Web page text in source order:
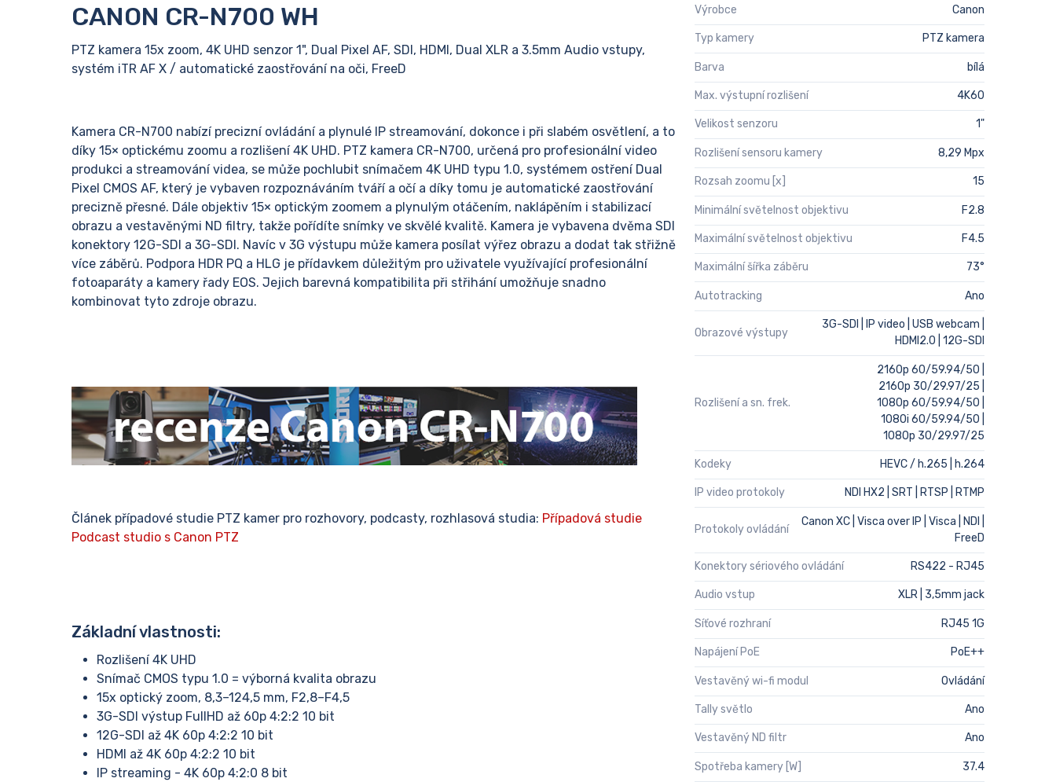
CANON CR-N700 WH
PTZ kamera 15x zoom, 4K UHD senzor 1", Dual Pixel AF, SDI, HDMI, Dual XLR a 3.5mm Audio vstupy,
systém iTR AF X / automatické zaostřování na oči, FreeD
Kamera CR-N700 nabízí precizní ovládání a plynulé IP streamování, dokonce i při slabém osvětlení, a to
díky 15× optickému zoomu a rozlišení 4K UHD. PTZ kamera CR-N700, určená pro profesionální video
produkci a streamování videa, se může pochlubit snímačem 4K UHD typu 1.0, systémem ostření Dual
Pixel CMOS AF, který je vybaven rozpoznáváním tváří a očí a díky tomu je automatické zaostřování
precizně přesné. Dále objektiv 15× optickým zoomem a plynulým otáčením, naklápěním i stabilizací
obrazu a vestavěnými ND filtry, takže pořídíte snímky ve skvělé kvalitě. Kamera je vybavena dvěma SDI
konektory 12G-SDI a 3G-SDI. Navíc v 3G výstupu může kamera posílat výřez obrazu a dodat tak střižně
více záběrů. Podpora HDR PQ a HLG je přídavkem důležitým pro uživatele využívající profesionální
fotoaparáty a kamery řady EOS. Jejich barevná kompatibilita při střihání umožňuje snadno
kombinovat tyto zdroje obrazu.
Článek případové studie PTZ kamer pro rozhovory, podcasty, rozhlasová studia: Případová studie
Podcast studio s Canon PTZ
Základní vlastnosti:
Rozlišení 4K UHD
Snímač CMOS typu 1.0 = výborná kvalita obrazu
15x optický zoom, 8,3–124,5 mm, F2,8–F4,5
3G-SDI výstup FullHD až 60p 4:2:2 10 bit
12G-SDI až 4K 60p 4:2:2 10 bit
HDMI až 4K 60p 4:2:2 10 bit
IP streaming - 4K 60p 4:2:0 8 bit
Výrobce Canon
Typ kamery PTZ kamera
Barva bílá
Max. výstupní rozlišení 4K60
Velikost senzoru 1"
Rozlišení sensoru kamery 8,29 Mpx
Rozsah zoomu [x] 15
Minimální světelnost objektivu F2.8
Maximální světelnost objektivu F4.5
Maximální šířka záběru 73°
Autotracking Ano
Obrazové výstupy
3G-SDI | IP video | USB webcam |
HDMI2.0 | 12G-SDI
Rozlišení a sn. frek.
2160p 60/59.94/50 |
2160p 30/29.97/25 |
1080p 60/59.94/50 |
1080i 60/59.94/50 |
1080p 30/29.97/25
Kodeky HEVC / h.265 | h.264
IP video protokoly NDI HX2 | SRT | RTSP | RTMP
Protokoly ovládání
Canon XC | Visca over IP | Visca | NDI |
FreeD
Konektory sériového ovládání RS422 - RJ45
Audio vstup XLR | 3,5mm jack
Síťové rozhraní RJ45 1G
Napájení PoE PoE++
Vestavěný wi-fi modul Ovládání
Tally světlo Ano
Vestavěný ND filtr Ano
Spotřeba kamery [W] 37.4